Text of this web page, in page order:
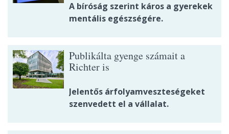
A bíróság szerint káros a gyerekek
mentális egészségére.
Publikálta gyenge számait a
Richter is
Jelentős árfolyamveszteségeket
szenvedett el a vállalat.